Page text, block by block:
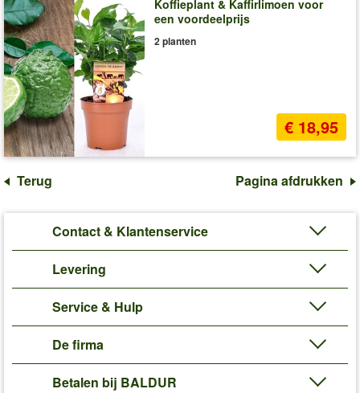
Koffieplant & Kaffirlimoen voor
een voordeelprijs
2 planten
€ 18,95
Terug Pagina afdrukken
Contact & Klantenservice
Levering
Service & Hulp
De firma
Betalen bij BALDUR